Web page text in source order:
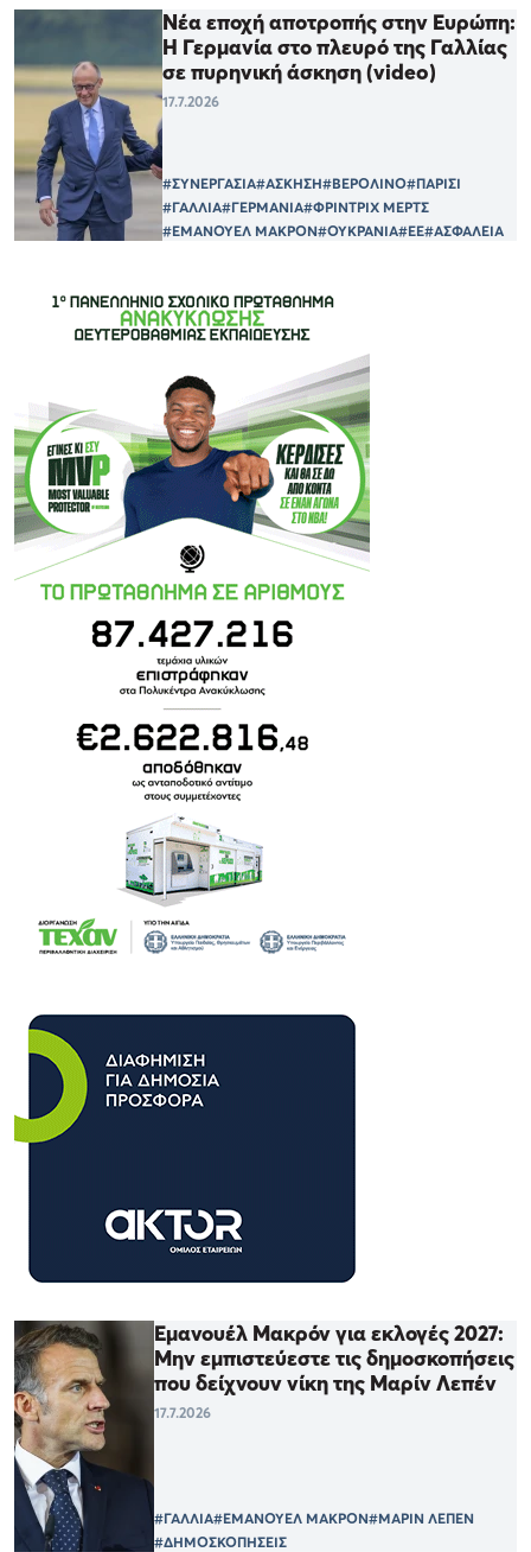
Νέα εποχή αποτροπής στην Ευρώπη:
Η Γερμανία στο πλευρό της Γαλλίας
σε πυρηνική άσκηση (video)
17.7.2026
#ΣΥΝΕΡΓΑΣΙΑ#ΑΣΚΗΣΗ#ΒΕΡΟΛΙΝΟ#ΠΑΡΙΣΙ
#ΓΑΛΛΙΑ#ΓΕΡΜΑΝΙΑ#ΦΡΙΝΤΡΙΧ ΜΕΡΤΣ
#ΕΜΑΝΟΥΕΛ ΜΑΚΡΟΝ#ΟΥΚΡΑΝΙΑ#ΕΕ#ΑΣΦΑΛΕΙΑ
Εμανουέλ Μακρόν για εκλογές 2027:
Μην εμπιστεύεστε τις δημοσκοπήσεις
που δείχνουν νίκη της Μαρίν Λεπέν
17.7.2026
#ΓΑΛΛΙΑ#ΕΜΑΝΟΥΕΛ ΜΑΚΡΟΝ#ΜΑΡΙΝ ΛΕΠΕΝ
#ΔΗΜΟΣΚΟΠΗΣΕΙΣ